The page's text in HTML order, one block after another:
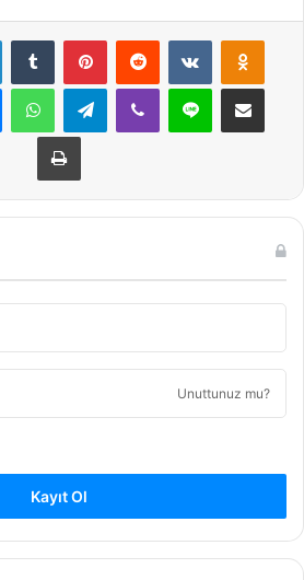
LinkedInTumblr PinterestReddit VKontakte
MessengerWhatsAppTelegramViber Line E-Posta ile
Yazdır
Unuttunuz mu?
Kayıt Ol